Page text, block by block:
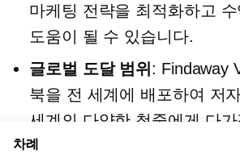
마케팅 전략을 최적화하고 수
도움이 될 수 있습니다.
글로벌 도달 범위 : Findaway
북을 전 세계에 배포하여 저
세계의 다양한 청중에게 다
니다.
차례